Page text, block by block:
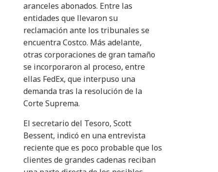
aranceles abonados. Entre las
entidades que llevaron su
reclamación ante los tribunales se
encuentra Costco. Más adelante,
otras corporaciones de gran tamaño
se incorporaron al proceso, entre
ellas FedEx, que interpuso una
demanda tras la resolución de la
Corte Suprema.
El secretario del Tesoro, Scott
Bessent, indicó en una entrevista
reciente que es poco probable que los
clientes de grandes cadenas reciban